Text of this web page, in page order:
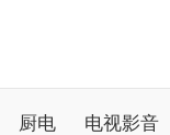
厨电 电视影音